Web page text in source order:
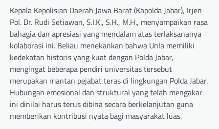
Kepala Kepolisian Daerah Jawa Barat (Kapolda Jabar), Irjen
Pol. Dr. Rudi Setiawan, S.I.K., S.H., M.H., menyampaikan rasa
bahagia dan apresiasi yang mendalam atas terlaksananya
kolaborasi ini. Beliau menekankan bahwa Unla memiliki
kedekatan historis yang kuat dengan Polda Jabar,
mengingat beberapa pendiri universitas tersebut
merupakan mantan pejabat teras di lingkungan Polda Jabar.
Hubungan emosional dan struktural yang telah mengakar
ini dinilai harus terus dibina secara berkelanjutan guna
memberikan kontribusi nyata bagi masyarakat luas.